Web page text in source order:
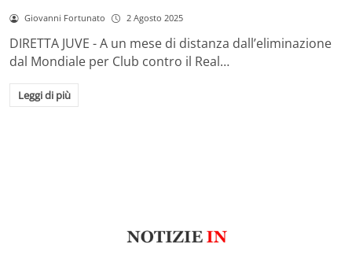
Giovanni Fortunato 2 Agosto 2025
DIRETTA JUVE - A un mese di distanza dall’eliminazione
dal Mondiale per Club contro il Real…
Leggi di più